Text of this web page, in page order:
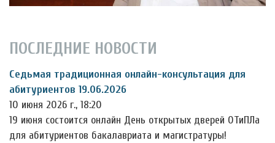
ПОСЛЕДНИЕ НОВОСТИ
Седьмая традиционная онлайн-консультация для
абитуриентов 19.06.2026
10 июня 2026 г., 18:20
19 июня состоится онлайн День открытых дверей ОТиПЛа
для абитуриентов бакалавриата и магистратуры!